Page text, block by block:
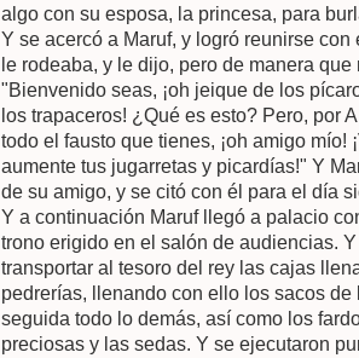
algo con su esposa, la princesa, para
Y se acercó a Maruf, y logró reunirse
le rodeaba, y le dijo, pero de manera
"Bienvenido seas, ¡oh jeique de los
los trapaceros! ¿Qué es esto? Pero, por
todo el fausto que tienes, ¡oh amigo mío!
aumente tus jugarretas y picardías!" Y
de su amigo, y se citó con él para el día
Y a continuación Maruf llegó a palacio
trono erigido en el salón de audiencias.
transportar al tesoro del rey las cajas
pedrerías, llenando con ello los sacos
seguida todo lo demás, así como los
preciosas y las sedas. Y se ejecutaron